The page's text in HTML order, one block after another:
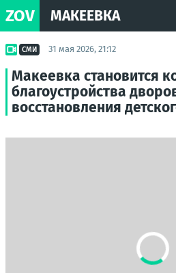
ZOV МАКЕЕВКА
СМИ 31 мая 2026, 21:12
Макеевка становится
благоустройства
восстановления